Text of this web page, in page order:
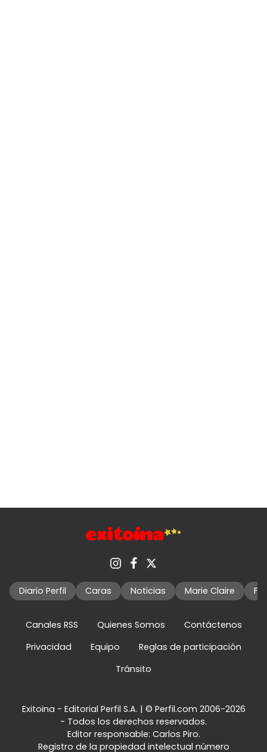
Diario Perfil Caras Noticias Marie Claire
Canales RSS Quienes Somos
Contáctenos
Privacidad
Equipo
Reglas de participación
Tránsito
Exitoina - Editorial Perfil S.A. | © Perfil.com 2006-2026
- Todos los derechos reservados.
Editor responsable: Carlos Piro.
Registro de la propiedad intelectual número